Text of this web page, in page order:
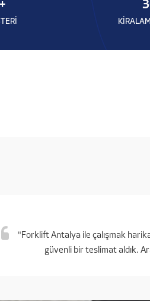
+
"Forklift Antalya ile çalışmak
güvenli bir teslimat aldık.